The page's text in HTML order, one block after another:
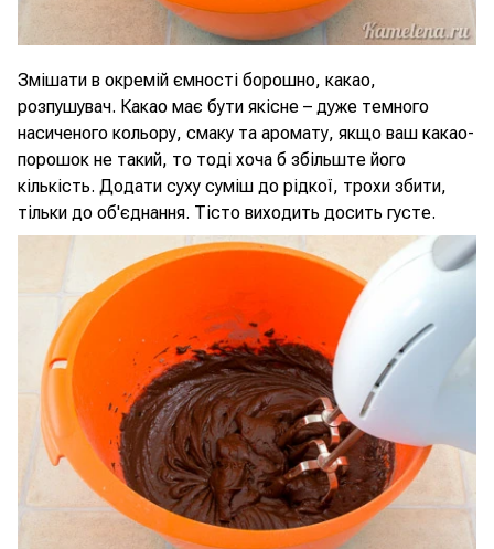
Змішати в окремій ємності борошно, какао,
розпушувач. Какао має бути якісне – дуже темного
насиченого кольору, смаку та аромату, якщо ваш какао-
порошок не такий, то тоді хоча б збільште його
кількість. Додати суху суміш до рідкої, трохи збити,
тільки до об'єднання. Тісто виходить досить густе.